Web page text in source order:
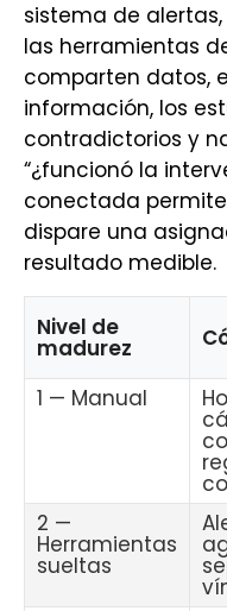
sistema de
las herramientas
comparten datos,
información, los
contradictorios y
“¿funcionó la
conectada
dispare una
resultado medible.
Nivel de
madurez
1 — Manual
2 —
Herramientas
sueltas